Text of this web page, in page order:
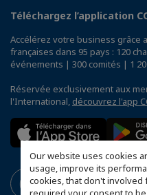
Our website uses cookies
usage, improve its
cookies, that don't involved
Téléchargez l’application
Accélérez votre business grâce
françaises dans 95 pays : 120
événements | 300 comités | 1
Réservée exclusivement aux
l'International, découvrez l'app